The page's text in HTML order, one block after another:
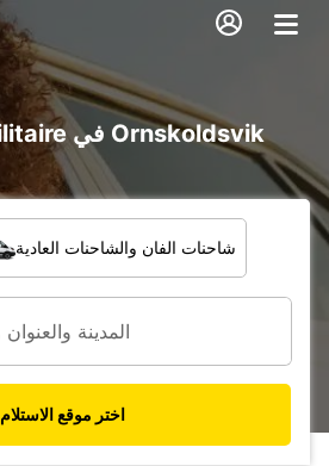
تأجير voiture و utilitaire في Ornskoldsvik
شاحنات الفان والشاحنات العادية
اختر موقع الاستلام